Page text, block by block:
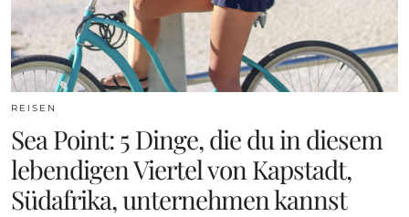
REISEN
Sea Point: 5 Dinge, die du in diesem
lebendigen Viertel von Kapstadt,
Südafrika, unternehmen kannst